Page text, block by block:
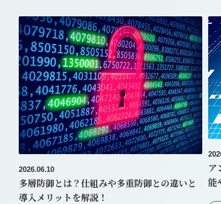
2026.06.10
多層防御とは？仕組みや多重防御との違いと
導入メリットを解説！
ア
能